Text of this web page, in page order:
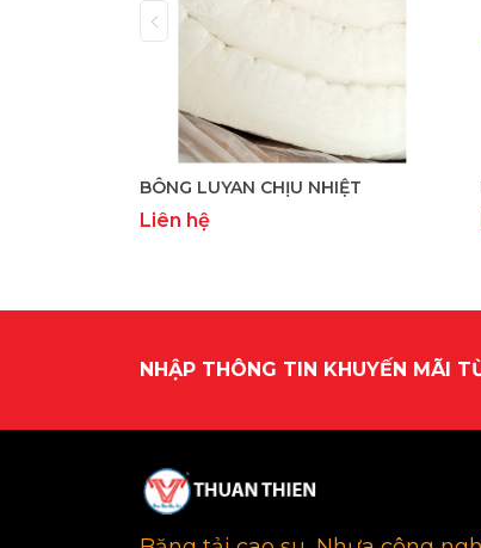
BÔNG LUYAN CHỊU NHIỆT
Liên hệ
NHẬP THÔNG TIN KHUYẾN MÃI